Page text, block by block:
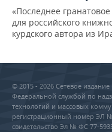
«Последнее
для российского
курдского автора из
© 2015 - 2026 Сетевое
Федеральной службой по
технологий и массовых
регистрационный номер ЭЛ №
свидетельство Эл № ФС 77-